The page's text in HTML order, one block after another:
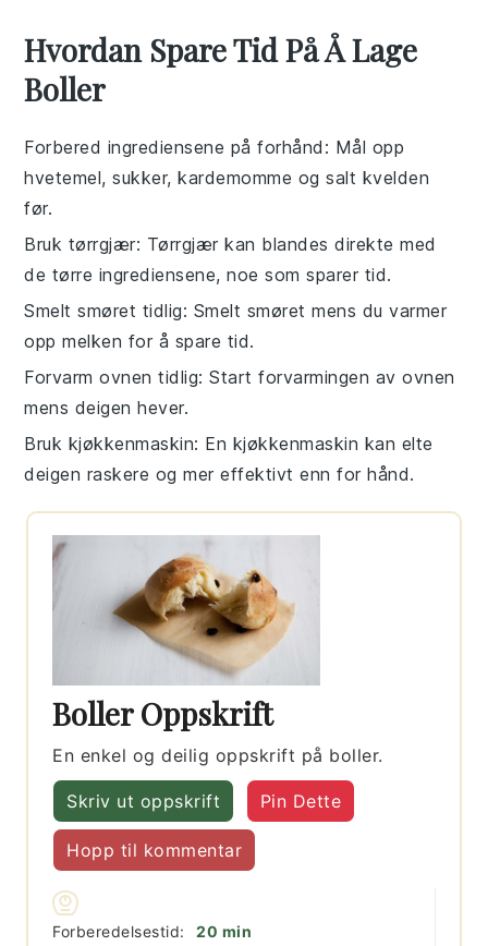
Hvordan Spare Tid På Å Lage
Boller
Forbered ingrediensene på forhånd : Mål opp
hvetemel,sukker,kardemomme ogsalt kvelden
før.
Bruk tørrgjær: Tørrgjær kan blandes direkte med
de tørre ingrediensene, noe som sparer tid.
Smelt smøret tidlig: Smelt smøret mens du varmer
oppmelken for å spare tid.
Forvarm ovnen tidlig: Start forvarmingen av ovnen
mens deigen hever.
Bruk kjøkkenmaskin: En kjøkkenmaskin kan elte
deigen raskere og mer effektivt enn for hånd.
Boller Oppskrift
En enkel og deilig oppskrift på boller.
Skriv ut oppskrift Pin Dette
Hopp til kommentar
Forberedelsestid: 20 minutter
min